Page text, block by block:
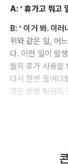
A: ‘ 휴가고 뭐고
B: ‘ 이거 봐. 이러
위와 같은 일, 어
다. 이런 일이 발
들의 휴가 사용을
다시 한번 들여다
것은 분명 팀원의